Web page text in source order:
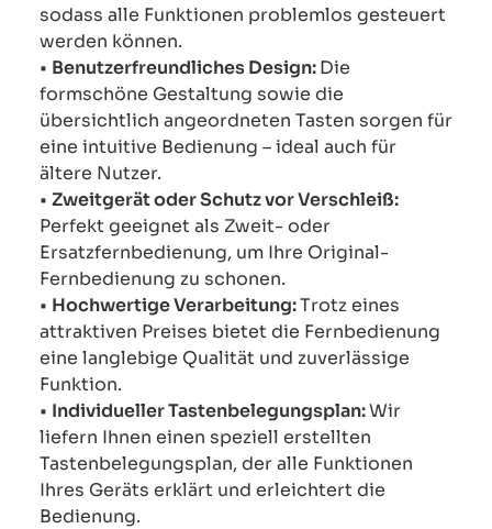
sodass alle Funktionen problemlos gesteuert
werden können.
• Benutzerfreundliches Design:Die
formschöne Gestaltung sowie die
übersichtlich angeordneten Tasten sorgen für
eine intuitive Bedienung – ideal auch für
ältere Nutzer.
• Zweitgerät oder Schutz vor Verschleiß:
Perfekt geeignet als Zweit- oder
Ersatzfernbedienung, um Ihre Original-
Fernbedienung zu schonen.
• Hochwertige Verarbeitung:Trotz eines
attraktiven Preises bietet die Fernbedienung
eine langlebige Qualität und zuverlässige
Funktion.
• Individueller Tastenbelegungsplan:Wir
liefern Ihnen einen speziell erstellten
Tastenbelegungsplan, der alle Funktionen
Ihres Geräts erklärt und erleichtert die
Bedienung.